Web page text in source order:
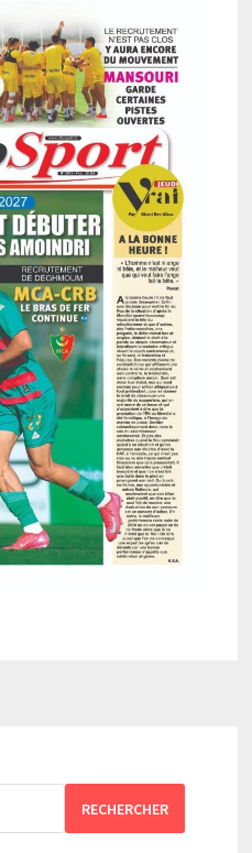
RECHERCHER